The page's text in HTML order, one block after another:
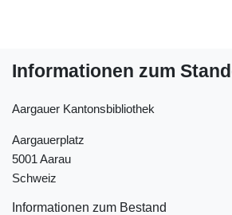
Informationen zum
Aargauer Kantonsbibliothek
Aargauerplatz
5001 Aarau
Schweiz
Informationen zum Bestand